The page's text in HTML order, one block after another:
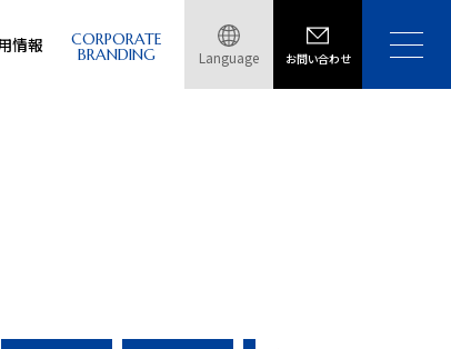
情報 CORPORATE
BRANDING Language お問い合わせ